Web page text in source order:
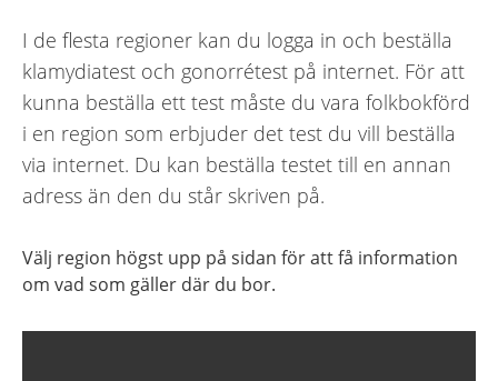
I de flesta regioner kan du logga in och beställa
klamydiatest och gonorrétest på internet. För att
kunna beställa ett test måste du vara folkbokförd
i en region som erbjuder det test du vill beställa
via internet. Du kan beställa testet till en annan
adress än den du står skriven på.
Välj region högst upp på sidan för att få information
om vad som gäller där du bor.